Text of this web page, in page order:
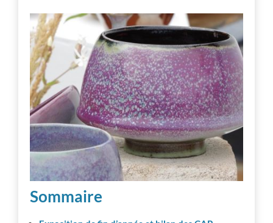
Vie d’atelier
Professionnalisation
Communauté
Inspiration
Autres ressources
Sommaire